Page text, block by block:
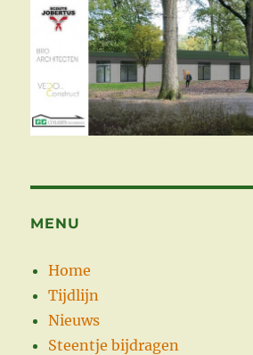
MENU
Home
Tijdlijn
Nieuws
Steentje bijdragen